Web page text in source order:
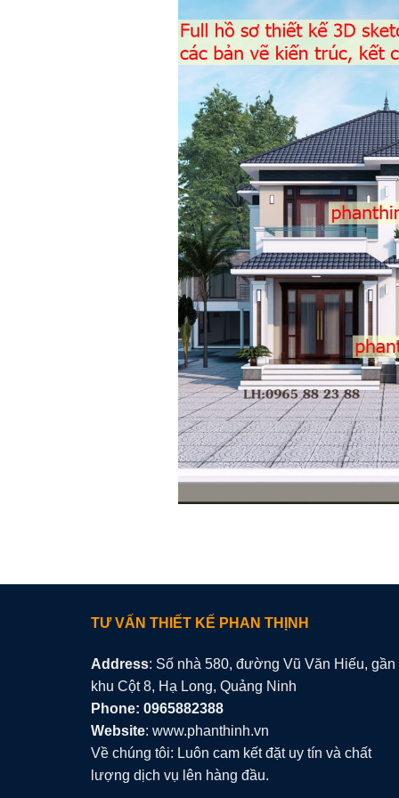
TƯ VẤN THIẾT KẾ PHAN THỊNH
Address: Số nhà 580, đường Vũ Văn Hiếu, gần
khu Cột 8, Hạ Long, Quảng Ninh
Phone: 0965882388
Website: www.phanthinh.vn
Về chúng tôi: Luôn cam kết đặt uy tín và chất
lượng dịch vụ lên hàng đầu.